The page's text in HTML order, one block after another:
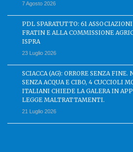
7 Agosto 2026
PDL SPARATUTTO: 61
FRATIN E ALLA COMMISSIONE
ISPRA
23 Luglio 2026
SCIACCA (AG): ORRORE SENZA
SENZA ACQUA E CIBO, 4 CUCCIOLI
ITALIANI CHIEDE LA GALERA IN
LEGGE MALTRATTAMENTI.
21 Luglio 2026